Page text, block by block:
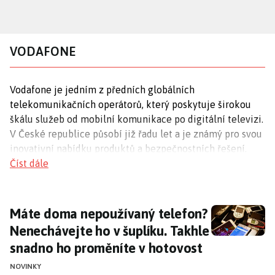
obsahu
VODAFONE
Vodafone je jedním z předních globálních
telekomunikačních operátorů, který poskytuje širokou
škálu služeb od mobilní komunikace po digitální televizi.
V České republice působí již řadu let a je známý pro svou
inovativní nabídku produktů a bezpečnostních řešení.
dvoufázové ověřenípro zvýšení
bezpečnosti přihlášení do svých služeb, což pomáhá lépe
chránit zákaznické údaje. Společnost také
implementovala systémy na detekci a blokování
falešných hovorů
Číst dále
Máte doma nepoužívaný telefon?
Máte doma nepoužívaný telefon?
Nenechávejte ho v šuplíku. Takhle
snadno ho proměníte v hotovost
NOVINKY